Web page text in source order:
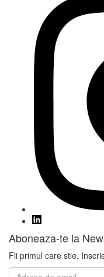
Aboneaza-te la
Fii primul care stie.